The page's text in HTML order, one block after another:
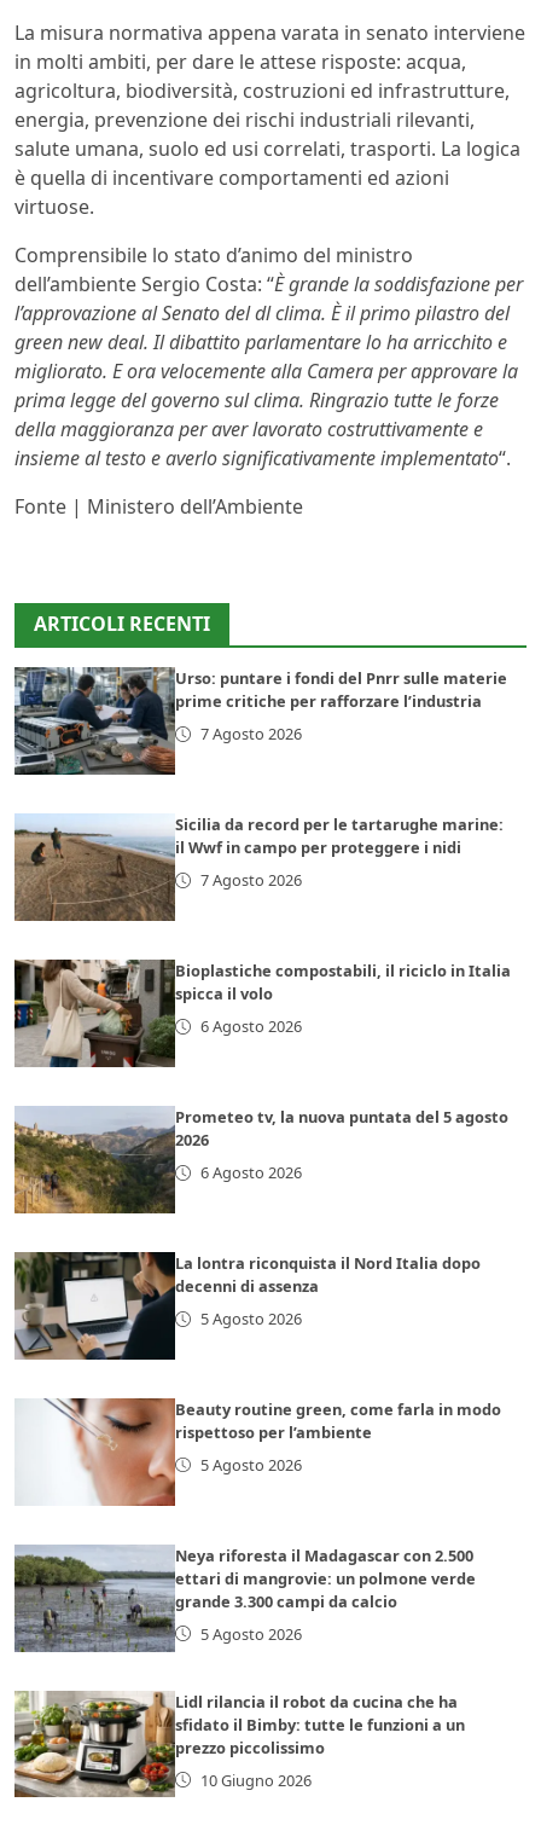
La misura normativa appena varata in senato interviene
in molti ambiti, per dare le attese risposte: acqua,
agricoltura, biodiversità, costruzioni ed infrastrutture,
energia, preven­zione dei rischi industriali rilevanti,
salute umana, suolo ed usi correlati, trasporti. La logica
è quella di incentivare comportamenti ed azioni
virtuose.
Comprensibile lo stato d’animo del ministro
dell’ambiente Sergio Costa: “È grande la soddisfazione per
l’approvazione al Senato del dl clima. È il primo pilastro del
green new deal. Il dibattito parlamentare lo ha arricchito e
migliorato. E ora velocemente alla Camera per approvare la
prima legge del governo sul clima. Ringrazio tutte le forze
della maggioranza per aver lavorato costruttivamente e
insieme al testo e averlo significativamente implementato“.
Fonte | Ministero dell’Ambiente
ARTICOLI RECENTI
Urso: puntare i fondi del Pnrr sulle materie
prime critiche per rafforzare l’industria
7 Agosto 2026
Sicilia da record per le tartarughe marine:
il Wwf in campo per proteggere i nidi
7 Agosto 2026
Bioplastiche compostabili, il riciclo in Italia
spicca il volo
6 Agosto 2026
Prometeo tv, la nuova puntata del 5 agosto
2026
6 Agosto 2026
La lontra riconquista il Nord Italia dopo
decenni di assenza
5 Agosto 2026
Beauty routine green, come farla in modo
rispettoso per l’ambiente
5 Agosto 2026
Neya riforesta il Madagascar con 2.500
ettari di mangrovie: un polmone verde
grande 3.300 campi da calcio
5 Agosto 2026
Lidl rilancia il robot da cucina che ha
sfidato il Bimby: tutte le funzioni a un
prezzo piccolissimo
10 Giugno 2026